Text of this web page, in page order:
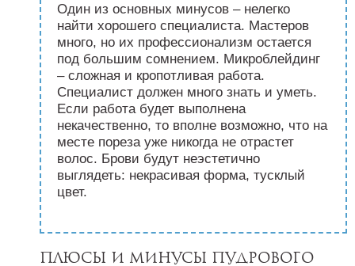
Один из основных минусов – нелегко
найти хорошего специалиста. Мастеров
много, но их профессионализм остается
под большим сомнением. Микроблейдинг
– сложная и кропотливая работа.
Специалист должен много знать и уметь.
Если работа будет выполнена
некачественно, то вполне возможно, что на
месте пореза уже никогда не отрастет
волос. Брови будут неэстетично
выглядеть: некрасивая форма, тусклый
цвет.
Плюсы и минусы пудрового